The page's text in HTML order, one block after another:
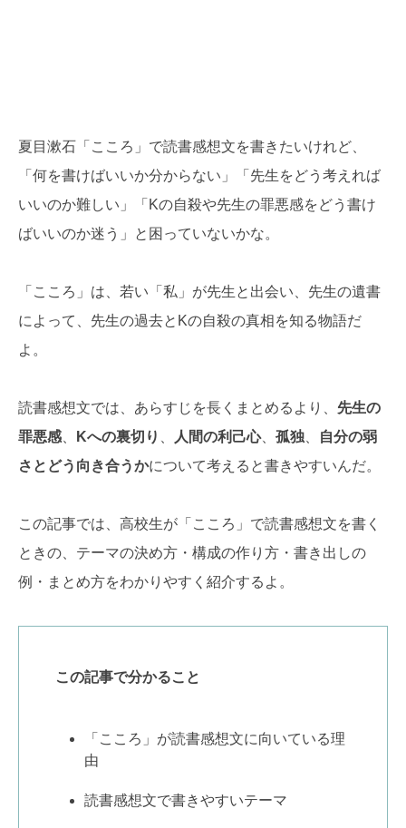
夏目漱石「こころ」で読書感想文を書きたいけれど、
「何を書けばいいか分からない」「先生をどう考えれば
いいのか難しい」「Kの自殺や先生の罪悪感をどう書け
ばいいのか迷う」と困っていないかな。
「こころ」は、若い「私」が先生と出会い、先生の遺書
によって、先生の過去とKの自殺の真相を知る物語だ
よ。
読書感想文では、あらすじを長くまとめるより、 先生の
罪悪感
Kへの裏切り 人間の利己心、 孤独
自分の弱
さとどう向き合うかについて考えると書きやすいんだ。
この記事では、高校生が「こころ」で読書感想文を書く
ときの、テーマの決め方・構成の作り方・書き出しの
例・まとめ方をわかりやすく紹介するよ。
この記事で分かること
「こころ」が読書感想文に向いている理
由
読書感想文で書きやすいテーマ